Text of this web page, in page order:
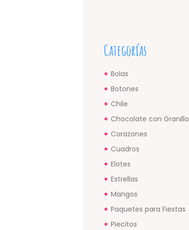
Categorías
Bolas
Botones
Chile
Chocolate con Granillo
Corazones
Cuadros
Elotes
Estrellas
Mangos
Paquetes para Fiestas
Piecitos